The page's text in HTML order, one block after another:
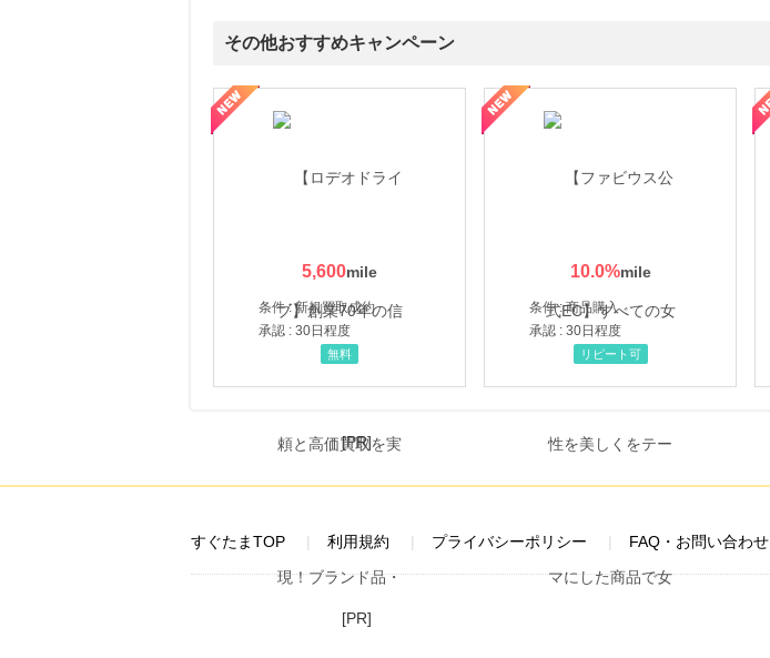
その他おすすめキャンペーン
5,600
条件 : 新規買取成約
承認 : 30日程度
無料
10.0%
条件 : 商品購入
承認 : 30日程度
くをテーマにした商品で女性の美を応援しています
リピート可
【ITトレンドMoney】相談プロモーション ハミングウォーター【販売代理店】
[PR]
すぐたまTOP 利用規約 プライバシーポリシー FAQ・お問い合わせ
[PR]